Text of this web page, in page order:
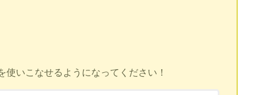
いこなせるようになってください！